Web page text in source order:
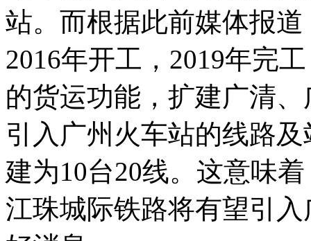
站。而根据此前媒体报
2016年开工，2019年完
的货运功能，扩建广清
引入广州火车站的线路
建为10台20线。这意味
江珠城际铁路将有望引